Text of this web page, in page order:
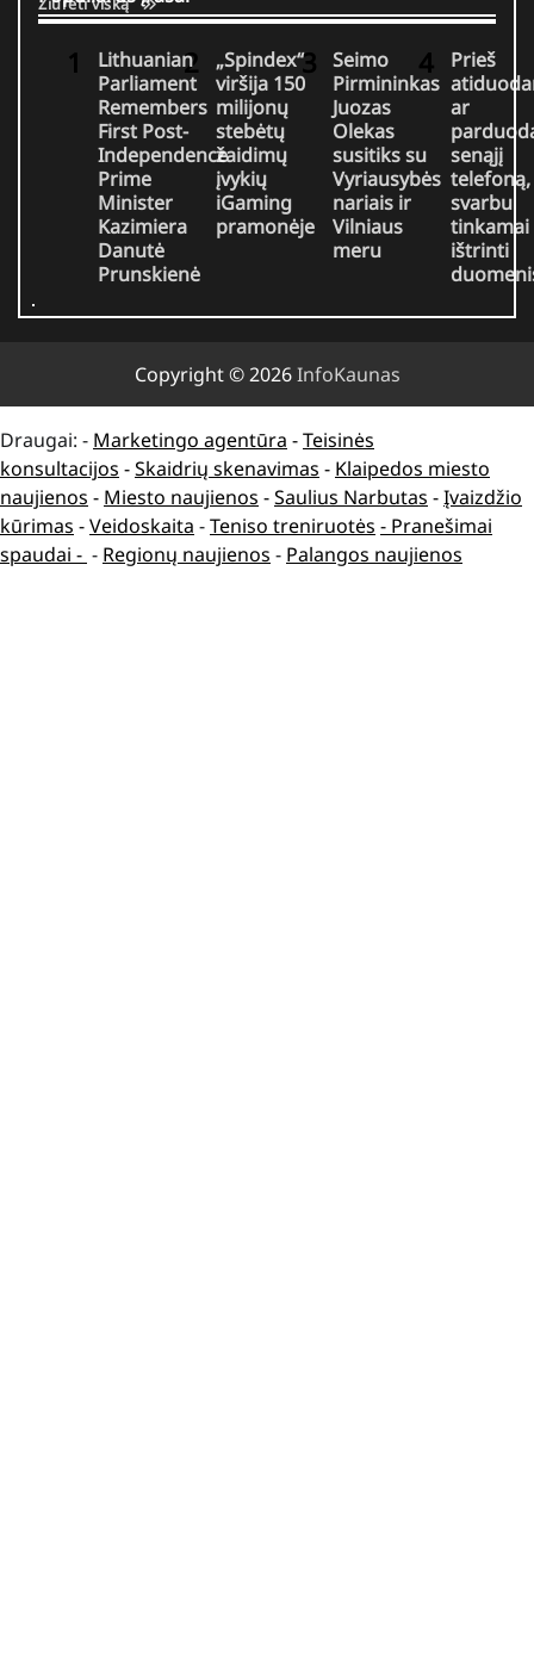
Lithuanian
Parliament
Remembers
First Post-
Independence
Prime
Minister
Kazimiera
Danutė
Prunskienė
„Spindex“
viršija 150
milijonų
stebėtų
žaidimų
įvykių
iGaming
pramonėje
Seimo
Pirmininkas
Juozas
Olekas
susitiks su
Vyriausybės
nariais ir
Vilniaus
meru
Prieš
ar
senąjį
telefoną,
svarbu
tinkamai
ištrinti
Copyright © 2026InfoKaunas
Draugai: - Marketingo agentūra -Teisinės
konsultacijos -Skaidrių skenavimas - Klaipedos miesto
naujienos - Miesto naujienos -Saulius Narbutas -Įvaizdžio
kūrimas -Veidoskaita -Teniso treniruotės - Pranešimai
spaudai - - Regionų naujienos - Palangos naujienos